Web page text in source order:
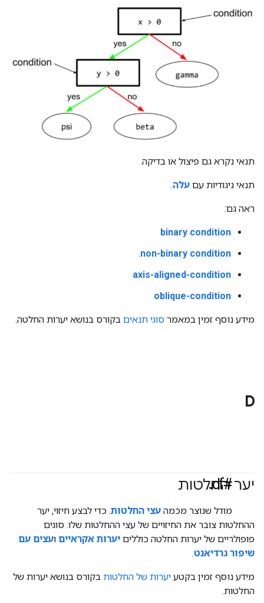
תנאי נקרא גם פיצול או בדיקה.
תנאי ניגודיות עם עלה.
ראה גם:
binary condition
non-binary condition
.
axis-aligned-condition
oblique-condition
מידע נוסף זמין במאמר סוגי תנאים בקורס בנושא יערות החלטה.
D
יער החלטות
#df
מודל שנוצר מכמהעצי החלטות. כדי לבצע חיזוי, יער
ההחלטות צובר את החיזויים של עצי ההחלטות שלו. סוגים
פופולריים של יערות החלטה כוללים יערות אקראיים ועצים עם
שיפור גרדיאנט.
מידע נוסף זמין בקטע יערות של החלטות בקורס בנושא יערות של
החלטות.